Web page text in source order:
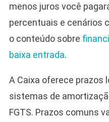
menos juros você
percentuais e cenários
o conteúdo sobre
baixa entrada.
A Caixa oferece prazos
sistemas de
FGTS. Prazos comuns